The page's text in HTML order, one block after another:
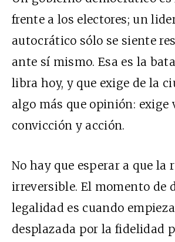
frente a los electores; un
autocrático sólo se siente
ante sí mismo. Esa es la
libra hoy, y que exige de la
algo más que opinión: exige
convicción y acción.
No hay que esperar a que la
irreversible. El momento de
legalidad es cuando
desplazada por la fidelidad